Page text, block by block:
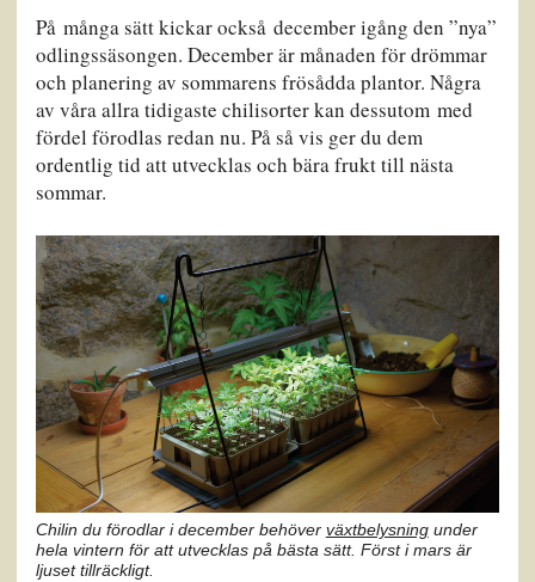
På många sätt kickar också december igång den ”nya”
odlingssäsongen. December är månaden för drömmar
och planering av sommarens frösådda plantor. Några
av våra allra tidigaste chilisorter kan dessutom med
fördel förodlas redan nu. På så vis ger du dem
ordentlig tid att utvecklas och bära frukt till nästa
sommar.
Chilin du förodlar i december behöver växtbelysningunder
hela vintern för att utvecklas på bästa sätt. Först i mars är
ljuset tillräckligt.